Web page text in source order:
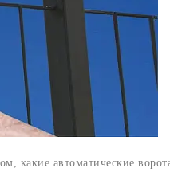
какие автоматические